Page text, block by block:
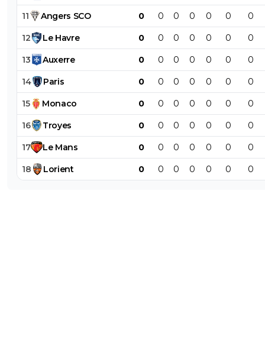
11 Angers SCO 0 0 0 0 0 0 0
12 Le Havre 0 0 0 0 0 0 0
13 Auxerre 0 0 0 0 0 0 0
14 Paris 0 0 0 0 0 0 0
15 Monaco 0 0 0 0 0 0 0
16 Troyes 0 0 0 0 0 0 0
17 Le Mans 0 0 0 0 0 0 0
18 Lorient 0 0 0 0 0 0 0